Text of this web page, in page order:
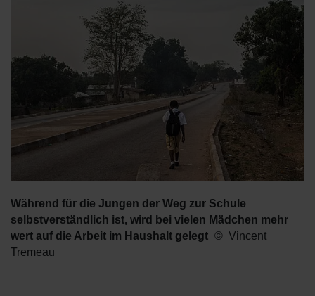
Während für die Jungen der Weg zur Schule
selbstverständlich ist, wird bei vielen Mädchen mehr
wert auf die Arbeit im Haushalt gelegt
Vincent
Tremeau